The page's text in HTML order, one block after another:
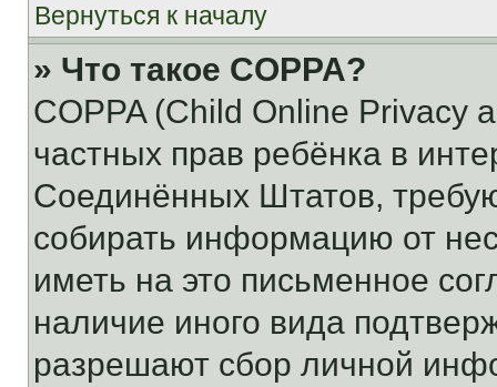
Вернуться к началу
» Что такое COPPA?
COPPA (Child Online Privacy
частных прав ребёнка в
Соединённых Штатов,
собирать информацию от
иметь на это письменное
наличие иного вида
разрешают сбор личной